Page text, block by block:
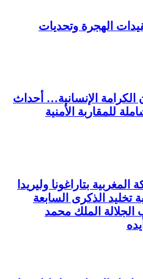
الهجرة وتحديات
الإنسانية… أحداث
للمقاربة الأمنية
المغربية بتاراغونا وليريدا
تخليد الذكرى السابعة
الملك محمد